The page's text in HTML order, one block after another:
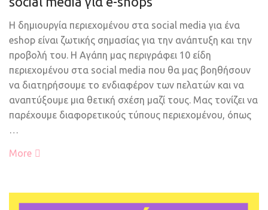
Η δημιουργία περιεχομένου στα social media για ένα
eshop είναι ζωτικής σημασίας για την ανάπτυξη και την
προβολή του. Η Αγάπη μας περιγράφει 10 είδη
περιεχομένου στα social media που θα μας βοηθήσουν
να διατηρήσουμε το ενδιαφέρον των πελατών και να
αναπτύξουμε μια θετική σχέση μαζί τους. Μας τονίζει να
παρέχουμε διαφορετικούς τύπους περιεχομένου, όπως
More